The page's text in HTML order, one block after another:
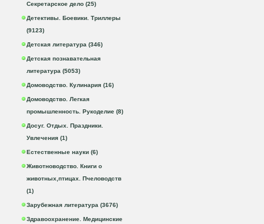
Секретарское дело (25)
Детективы. Боевики. Триллеры
(9123)
Детская литература (346)
Детская познавательная
литература (5053)
Домоводство. Кулинария (16)
Домоводство. Легкая
промышленность. Рукоделие (8)
Досуг. Отдых. Праздники.
Увлечения (1)
Естественные науки (6)
Животноводство. Книги о
животных,птицах. Пчеловодств
(1)
Зарубежная литература (3676)
Здравоохранение. Медицинские